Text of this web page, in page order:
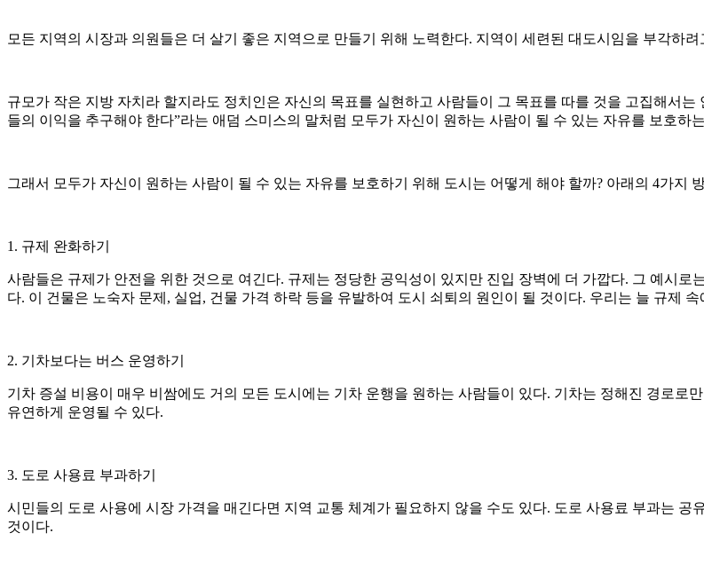
모든 지역의 시장과 의원들은 더 살기 좋은 지역으로 만들기 위해 노력한다. 지역이 세련된 대도시임을 부각하
규모가 작은 지방 자치라 할지라도 정치인은 자신의 목표를 실현하고 사람들이 그 목표를 따를 것을 고집해서
들의 이익을 추구해야 한다”라는 애덤 스미스의 말처럼 모두가 자신이 원하는 사람이 될 수 있는 자유를 보호하
그래서 모두가 자신이 원하는 사람이 될 수 있는 자유를 보호하기 위해 도시는 어떻게 해야 할까? 아래의 4가지
1. 규제 완화하기
사람들은 규제가 안전을 위한 것으로 여긴다. 규제는 정당한 공익성이 있지만 진입 장벽에 더 가깝다. 그 예시
다. 이 건물은 노숙자 문제, 실업, 건물 가격 하락 등을 유발하여 도시 쇠퇴의 원인이 될 것이다. 우리는 늘 규제
2. 기차보다는 버스 운영하기
기차 증설 비용이 매우 비쌈에도 거의 모든 도시에는 기차 운행을 원하는 사람들이 있다. 기차는 정해진 경로로
유연하게 운영될 수 있다.
3. 도로 사용료 부과하기
시민들의 도로 사용에 시장 가격을 매긴다면 지역 교통 체계가 필요하지 않을 수도 있다. 도로 사용료 부과는 공
것이다.